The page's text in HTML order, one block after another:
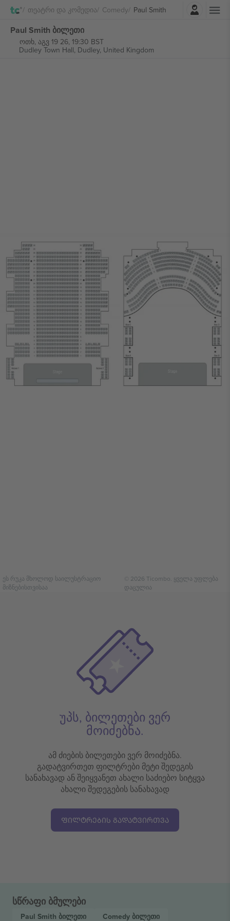
Თეატრი Და Კომედია Comedy Paul Smith
შესვლა
Paul Smith ბილეთი
ოთხ, აგვ 19 26, 19:30 BST
Dudley Town Hall, Dudley, United Kingdom
ეს რუკა მხოლოდ საილუსტრაციო
მიზნებისთვისაა
© 2026 Ticombo. ყველა უფლება
დაცულია
უპს, ბილეთები ვერ
მოიძებნა.
ამ ძიების ბილეთები ვერ მოიძებნა.
გადატვირთეთ ფილტრები მეტი შედეგის
სანახავად ან შეიყვანეთ ახალი საძიებო სიტყვა
ახალი შედეგების სანახავად
ᲤᲘᲚᲢᲠᲔᲑᲘᲡ ᲒᲐᲓᲐᲢᲕᲘᲠᲗᲕᲐ
სწრაფი ბმულები
Paul Smith ბილეთი Comedy ბილეთი